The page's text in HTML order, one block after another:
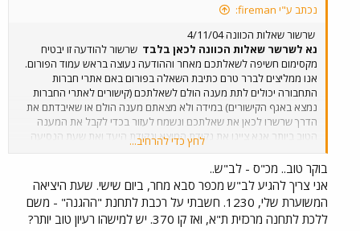
נכתב ע"י fireman:
שרשור שאלות הכוונה 4/11/04
נא לשרשר שאלות הכוונה לכאן בלבד שרשור להודעה זו יבטיח
מקסימום חשיפה לשאלתכם מאחר וההודעה נעוצה בראש עמוד הפורום.
אנו ממליצים לברר טרם כתיבת השאלה בפורום באם אתרי חברות
התחבורה יכולים לתת מענה הולם לשאלתכם (קישורים לאתרי החברות
נמצא באגף הקישורים) במידה ולא מצאתם מענה הולם או שאיבדתם את
הדרך שרשרו לכאן את שאלתכם ונשמח לעזור בכדי לקבל את המענה
הטוב ביותר אנא ציינו את נקודת המוצא ונקודת היעד ואת שעת הנסיעה
המשוערת בכדי שנוכל לתת לכם את התשובה הטובה ביותר* *ההכוונה
מתבססת על ידע אישי ומידע הנשלף מאתרי חברות התחבורה, הנהלת
הפורום וחבריו מסירים מעצמם את האחריות על כל נזק שעלול להגרם
במישירן או בעקיפין כתוצאה מההכוונה. השרשור מיועד לשאלות הכוונה
בלבד. נא לא לשרשר נושאים אחרים שכן אלו יימחקו באופן גורף, לתשומת
לבכם ! נסיעה טובה. מצורף שרשור הכוונה3/11/2004
לחץ כדי להרחיב...
בוקר טוב.. מכ"ס - לב"ש..
אני צריך להגיע לב"ש מכפר סבא מחר, ביום שישי. שעת היציאה
המשוערת שלי, 1230. חשבתי על רכבת לתחנת "ההגנה" - משם
ללכת לתחנה מרכזית ת"א, ואז קו 370. יש למישהו רעיון טוב יותר?